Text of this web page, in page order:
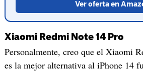
Ver oferta en
Xiaomi Redmi Note 14 Pro
Personalmente, creo que el Xiaomi
es la mejor alternativa al iPhone 14